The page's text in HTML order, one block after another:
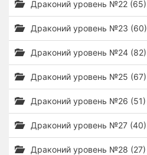
Драконий уровень №22 (65)
Драконий уровень №23 (60)
Драконий уровень №24 (82)
Драконий уровень №25 (67)
Драконий уровень №26 (51)
Драконий уровень №27 (40)
Драконий уровень №28 (27)